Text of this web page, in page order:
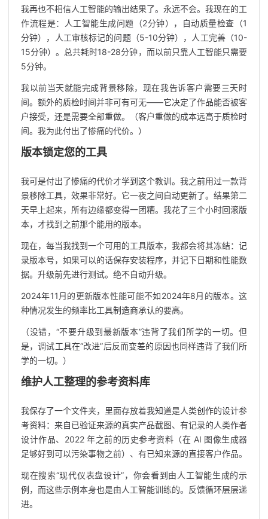
我再也不相信人工智能的输出结果了。永远不会。我现在的工
作流程是：人工智能生成问题（2分钟），自动质量检查（1
分钟），人工审核标记的问题（5-10分钟），人工完善（10-
15分钟）。总共耗时18-28分钟，而以前只靠人工智能只需要
5分钟。
我以前当天就能完成背景移除，现在我告诉客户需要三天时
间。额外的质检时间并非可有可无——它决定了作品能否被客
户接受，还是需要全部重做。（客户重做的成本远高于质检时
间。我为此付出了惨痛的代价。）
版本锁定您的工具
我可是付出了惨痛的代价才学到这个教训。我之前用过一款背
景移除工具，效果非常好。它一夜之间自动更新了。结果第二
天早上起来，所有边缘都变得一团糟。我花了三个小时回滚版
本，才找到之前那个能用的版本。
现在，每当我找到一个可用的工具版本，我都会将其冻结：记
录版本号，如果可以的话保存安装程序，并记下日期和性能数
据。升级前先进行测试。绝不自动升级。
2024年11月的更新版本性能可能不如2024年8月的版本。这
种情况发生的频率比工具制造商承认的要高。
（没错，“不要升级到最新版本”违背了我们所学的一切。但
是，调试工具在“改进”后反而变差的原因也同样违背了我们所
学的一切。）
维护人工整理的参考资料库
我保存了一个文件夹，里面存放着我知道是人类创作的设计参
考资料：来自已验证来源的真实产品截图、有记录的人类作者
设计作品、2022 年之前的历史参考资料（在 AI 图像生成器
足够好到可以污染事物之前）、有已知来源的直接客户作品。
现在搜索“现代仪表盘设计”，你会看到由人工智能生成的示
例，而这些示例本身也是由人工智能训练的。反馈循环层层递
进。